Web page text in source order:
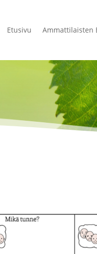
Etusivu Ammattilaisten